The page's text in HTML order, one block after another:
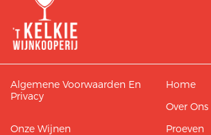
Algemene Voorwaarden En
Privacy
Home
Over Ons
Onze Wijnen
Proeven